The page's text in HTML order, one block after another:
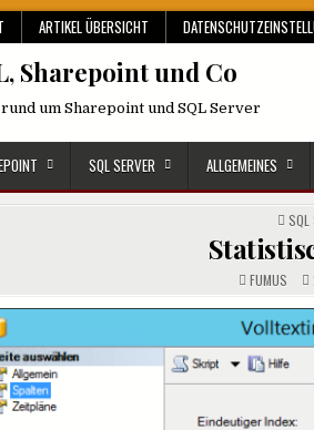
ARTIKEL ÜBERSICHT
Sharepoint und Co
um Sharepoint und SQL Server
SQL SERVER ALLGEMEINES
IN
FUMUS